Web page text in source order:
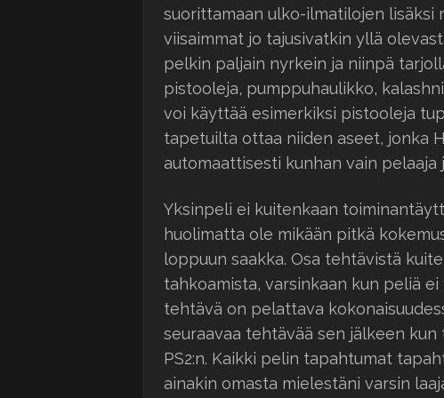
suorittamaan ulko-ilmatilojen lisäksi
viisaimmat jo tajusivatkin yllä
pelkin paljain nyrkein ja niinpä
pistooleja, pumppuhaulikko,
voi käyttää esimerkiksi pistooleja
tapetuilta ottaa niiden aseet, jonka
automaattisesti kunhan vain
Yksinpeli ei kuitenkaan
huolimatta ole mikään pitkä
loppuun saakka. Osa tehtävistä
tahkoamista, varsinkaan kun peliä
tehtävä on pelattava
seuraavaa tehtävää sen jälkeen
PS2:n. Kaikki pelin tapahtumat
ainakin omasta mielestäni varsin